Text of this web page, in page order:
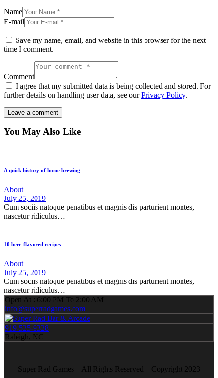
Name
E-mail
Save my name, email, and website in this browser for the next
time I comment.
Comment
I agree that my submitted data is being collected and stored. For
further details on handling user data, see ourPrivacy Policy.
You May Also Like
A quick history of home brewing
About
July 25, 2019
Cum sociis natoque penatibus et magnis dis parturient montes,
nascetur ridiculus…
10 beer-flavored recipes
About
July 25, 2019
Cum sociis natoque penatibus et magnis dis parturient montes,
nascetur ridiculus…
Open At : 6:00 PM To 2:00 AM
info@superradgames.com
919-525-9328
Raleigh, NC
Super Rad Games – All Rights Reserved – Copyright 2023